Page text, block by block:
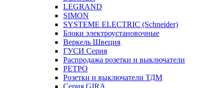
LEGRAND
SIMON
SYSTEME ELECTRIC (Schneider)
Блоки электроустановочные
Веркель Швеция
ГУСИ Серия
Распродажа розетки и выключатели
РЕТРО
Розетки и выключатели ТДМ